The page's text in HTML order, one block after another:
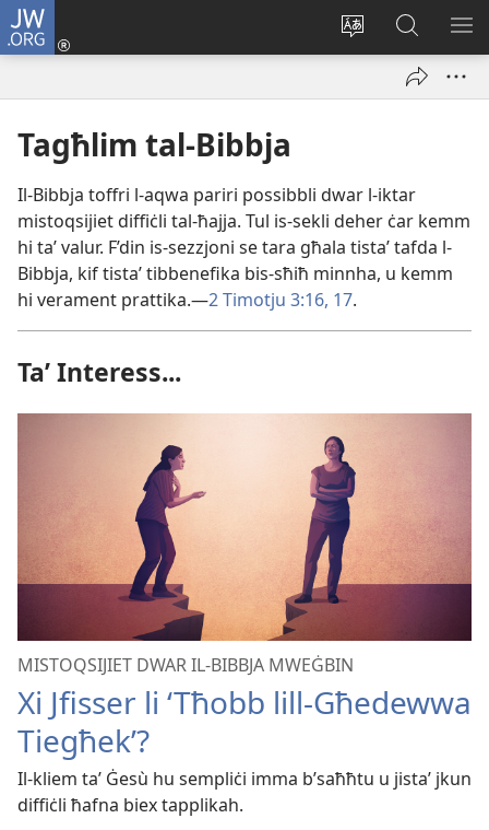
JW.ORG
Biddel
lingwa
Illoggja
(opens
Fittex
f’JW.ORG
Tagħlim tal-Bibbja
Il-Bibbja toffri l-aqwa pariri possibbli dwar l-iktar
mistoqsijiet diffiċli tal-ħajja. Tul is-sekli deher ċar kemm
hi taʼ valur. F’din is-sezzjoni se tara għala tistaʼ tafda l-
Bibbja, kif tistaʼ tibbenefika bis-sħiħ minnha, u kemm
hi verament prattika.—2 Timotju 3:16, 17.
Taʼ Interess...
MISTOQSIJIET DWAR IL-BIBBJA MWEĠBIN
Xi Jfisser li ‘Tħobb lill-Għedewwa
Tiegħek’?
Il-kliem taʼ Ġesù hu sempliċi imma b’saħħtu u jistaʼ jkun
diffiċli ħafna biex tapplikah.